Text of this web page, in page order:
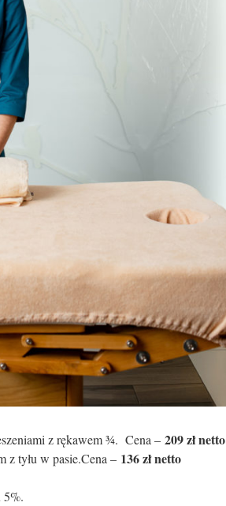
z rękawem ¾. Cena – 209 zł netto
z tyłu w pasie.Cena – 136 zł netto
5%.